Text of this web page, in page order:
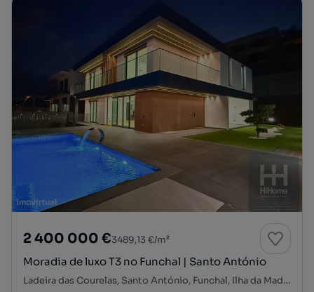
2 400 000 €3489,13 €/m²
Moradia de luxo T3 no Funchal | Santo António
Ladeira das Courelas, Santo António, Funchal, Ilha da Madeira